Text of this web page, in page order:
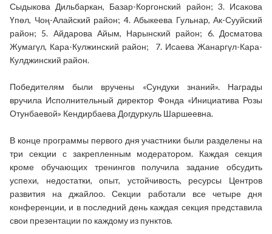
Сыдыкова Дильбаркан, Базар-Коргонский район; 3. Исакова
Үпөл, Чоң-Алайский район; 4. Абыкеева Гульнар, Ак-Сууйский
район; 5. Айдарова Айым, Нарынский район; 6. Досматова
Жумагүл, Кара-Кулжинский район; 7. Исаева Жанаргүл-Кара-
Кулджинский район.
Победителям были вручены «Сундуки знаний». Награды
вручила Исполнительный директор Фонда «Инициатива Розы
Отунбаевой» Кендирбаева Догдуркуль Шаршеевна.
В конце программы первого дня участники были разделены на
три секции с закрепленным модератором. Каждая секция
кроме обучающих тренингов получила задание обсудить
успехи, недостатки, опыт, устойчивость, ресурсы Центров
развития на джайлоо. Секции работали все четыре дня
конференции, и в последний день каждая секция представила
свои презентации по каждому из пунктов.